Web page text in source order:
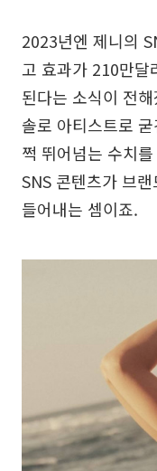
2023년엔 제니의
고 효과가 210만달
된다는 소식이 전
솔로 아티스트로
쩍 뛰어넘는 수치
SNS 콘텐츠가 브
들어내는 셈이죠.